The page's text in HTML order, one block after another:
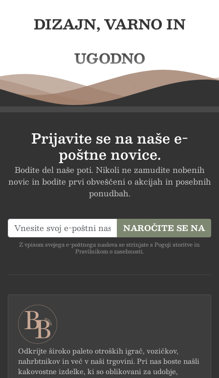
DIZAJN, VARNO IN
UGODNO
BREZPLAČNA
NAD 50€, BREZPLAČNA
DARILA, INOVATIVEN
DIZAJN, VARNO IN
UGODNO
BREZPLAČNA
DOSTAVA PRI NAKUPU
NAD 50€, BREZPLAČNA
Prijavite se na naše e-
poštne novice.
Bodite del naše poti. Nikoli ne zamudite nobenih
novic in bodite prvi obveščeni o akcijah in posebnih
ponudbah.
NAROČITE SE NA
Z vpisom svojega e-poštnega naslova se strinjate s Pogoji storitve in
Pravilnikom o zasebnosti.
Odkrijte široko paleto otroških igrač, vozičkov,
nahrbtnikov in več v naši trgovini. Pri nas boste našli
kakovostne izdelke, ki so oblikovani za udobje,